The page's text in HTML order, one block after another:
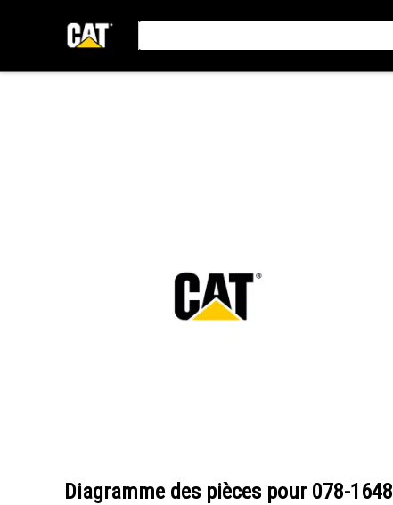
Diagramme des pièces pour 078-1648